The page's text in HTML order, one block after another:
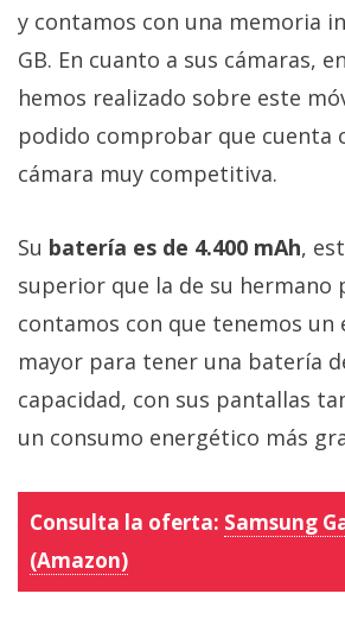
y contamos con una memoria
GB. En cuanto a sus cámaras,
hemos realizado sobre este
podido comprobar que cuenta
cámara muy competitiva.
Su batería es de 4.400 mAh,
superior que la de su hermano
contamos con que tenemos un
mayor para tener una batería
capacidad, con sus pantallas
un consumo energético más
Consulta la oferta: Samsung
(Amazon)